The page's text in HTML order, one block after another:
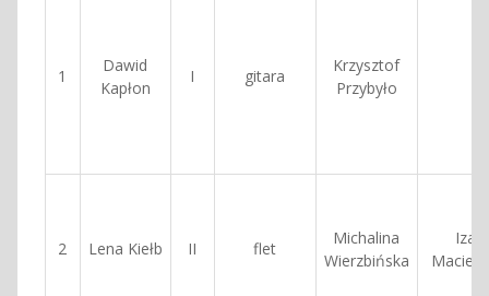
1
Dawid
Kapłon
I gitara
Krzysztof
Przybyło
2 Lena Kiełb II flet
Michalina
Wierzbińska